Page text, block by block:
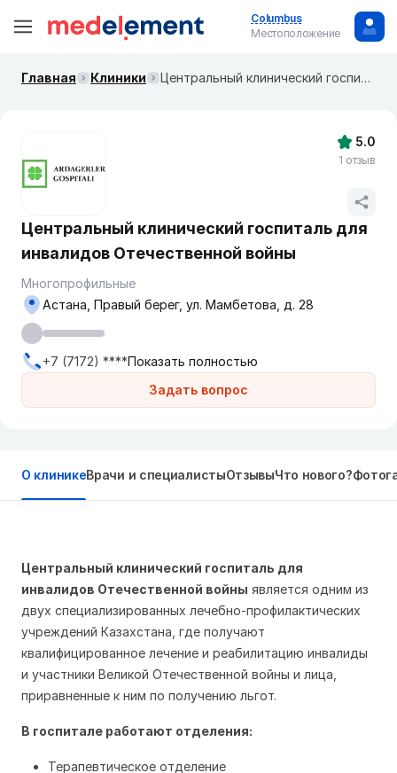
Columbus
Местоположение
Главная Клиники Центральный клинический госпиталь для инвалидов Отечественной войны
Центральный клинический госпиталь для
инвалидов Отечественной войны
Многопрофильные
Задать вопрос
Астана, Правый берег, ул. Мамбетова, д. 28
+7 (7172) ****Показать полностью
5.0
1 отзыв
О клиникеВрачи и специалистыОтзывыЧто нового?
Центральный клинический госпиталь для
инвалидов Отечественной войны является одним из
двух специализированных лечебно-профилактических
учреждений Казахстана, где получают
квалифицированное лечение и реабилитацию инвалиды
и участники Великой Отечественной войны и лица,
приравненные к ним по получению льгот.
В госпитале работают отделения:
Терапевтическое отделение